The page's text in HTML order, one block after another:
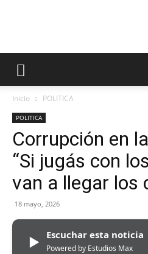
Inicio POLITICA
POLITICA
Corrupción en
“Si jugás con
van a llegar los
18 mayo, 2026
▶ Escuchar esta noticia
Powered by Estudios Max